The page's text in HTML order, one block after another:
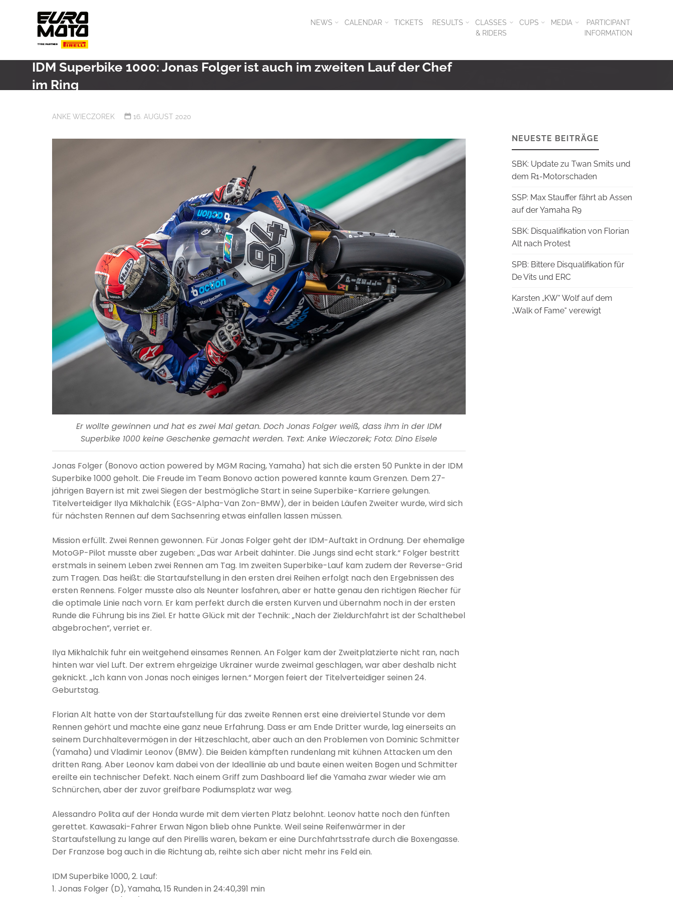
NEWS CALENDAR TICKETS RESULTS
CLASSES
& RIDERS
CUPS MEDIA
PARTICIPANT
INFORMATION
IDM Superbike 1000: Jonas Folger ist auch im zweiten Lauf der Chef
im Ring
ANKE WIECZOREK 16. AUGUST 2020
Er wollte gewinnen und hat es zwei Mal getan. Doch Jonas Folger weiß, dass ihm in der IDM
Superbike 1000 keine Geschenke gemacht werden. Text: Anke Wieczorek; Foto: Dino Eisele
Jonas Folger (Bonovo action powered by MGM Racing, Yamaha) hat sich die ersten 50 Punkte in der IDM
Superbike 1000 geholt. Die Freude im Team Bonovo action powered kannte kaum Grenzen. Dem 27-
jährigen Bayern ist mit zwei Siegen der bestmögliche Start in seine Superbike-Karriere gelungen.
Titelverteidiger Ilya Mikhalchik (EGS-Alpha-Van Zon-BMW), der in beiden Läufen Zweiter wurde, wird sich
für nächsten Rennen auf dem Sachsenring etwas einfallen lassen müssen.
Mission erfüllt. Zwei Rennen gewonnen. Für Jonas Folger geht der IDM-Auftakt in Ordnung. Der ehemalige
MotoGP-Pilot musste aber zugeben: „Das war Arbeit dahinter. Die Jungs sind echt stark.“ Folger bestritt
erstmals in seinem Leben zwei Rennen am Tag. Im zweiten Superbike-Lauf kam zudem der Reverse-Grid
zum Tragen. Das heißt: die Startaufstellung in den ersten drei Reihen erfolgt nach den Ergebnissen des
ersten Rennens. Folger musste also als Neunter losfahren, aber er hatte genau den richtigen Riecher für
die optimale Linie nach vorn. Er kam perfekt durch die ersten Kurven und übernahm noch in der ersten
Runde die Führung bis ins Ziel. Er hatte Glück mit der Technik: „Nach der Zieldurchfahrt ist der Schalthebel
abgebrochen“, verriet er.
Ilya Mikhalchik fuhr ein weitgehend einsames Rennen. An Folger kam der Zweitplatzierte nicht ran, nach
hinten war viel Luft. Der extrem ehrgeizige Ukrainer wurde zweimal geschlagen, war aber deshalb nicht
geknickt. „Ich kann von Jonas noch einiges lernen.“ Morgen feiert der Titelverteidiger seinen 24.
Geburtstag.
Florian Alt hatte von der Startaufstellung für das zweite Rennen erst eine dreiviertel Stunde vor dem
Rennen gehört und machte eine ganz neue Erfahrung. Dass er am Ende Dritter wurde, lag einerseits an
seinem Durchhaltevermögen in der Hitzeschlacht, aber auch an den Problemen von Dominic Schmitter
(Yamaha) und Vladimir Leonov (BMW). Die Beiden kämpften rundenlang mit kühnen Attacken um den
dritten Rang. Aber Leonov kam dabei von der Ideallinie ab und baute einen weiten Bogen und Schmitter
ereilte ein technischer Defekt. Nach einem Griff zum Dashboard lief die Yamaha zwar wieder wie am
Schnürchen, aber der zuvor greifbare Podiumsplatz war weg.
Alessandro Polita auf der Honda wurde mit dem vierten Platz belohnt. Leonov hatte noch den fünften
gerettet. Kawasaki-Fahrer Erwan Nigon blieb ohne Punkte. Weil seine Reifenwärmer in der
Startaufstellung zu lange auf den Pirellis waren, bekam er eine Durchfahrtsstrafe durch die Boxengasse.
Der Franzose bog auch in die Richtung ab, reihte sich aber nicht mehr ins Feld ein.
IDM Superbike 1000, 2. Lauf:
1. Jonas Folger (D), Yamaha, 15 Runden in 24:40,391 min
NEUESTE BEITRÄGE
SBK: Update zu Twan Smits und
dem R1-Motorschaden
SSP: Max Stauffer fährt ab Assen
auf der Yamaha R9
SBK: Disqualifikation von Florian
Alt nach Protest
SPB: Bittere Disqualifikation für
De Vits und ERC
Karsten „KW“ Wolf auf dem
„Walk of Fame“ verewigt